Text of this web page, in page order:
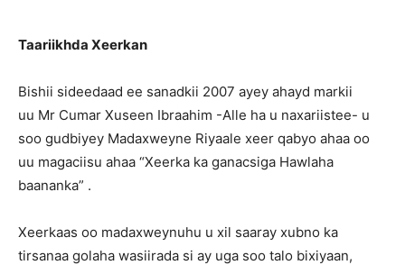
Taariikhda Xeerkan
Bishii sideedaad ee sanadkii 2007 ayey ahayd markii
uu Mr Cumar Xuseen Ibraahim -Alle ha u naxariistee- u
soo gudbiyey Madaxweyne Riyaale xeer qabyo ahaa oo
uu magaciisu ahaa “Xeerka ka ganacsiga Hawlaha
baananka” .
Xeerkaas oo madaxweynuhu u xil saaray xubno ka
tirsanaa golaha wasiirada si ay uga soo talo bixiyaan,